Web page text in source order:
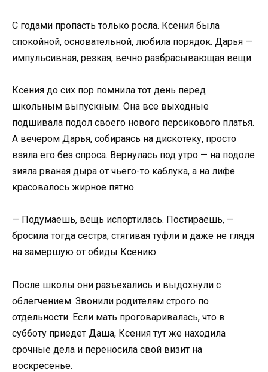
С годами пропасть только росла. Ксения была
спокойной, основательной, любила порядок. Дарья —
импульсивная, резкая, вечно разбрасывающая вещи.
Ксения до сих пор помнила тот день перед
школьным выпускным. Она все выходные
подшивала подол своего нового персикового платья.
А вечером Дарья, собираясь на дискотеку, просто
взяла его без спроса. Вернулась под утро — на подоле
зияла рваная дыра от чьего-то каблука, а на лифе
красовалось жирное пятно.
— Подумаешь, вещь испортилась. Постираешь, —
бросила тогда сестра, стягивая туфли и даже не глядя
на замершую от обиды Ксению.
После школы они разъехались и выдохнули с
облегчением. Звонили родителям строго по
отдельности. Если мать проговаривалась, что в
субботу приедет Даша, Ксения тут же находила
срочные дела и переносила свой визит на
воскресенье.